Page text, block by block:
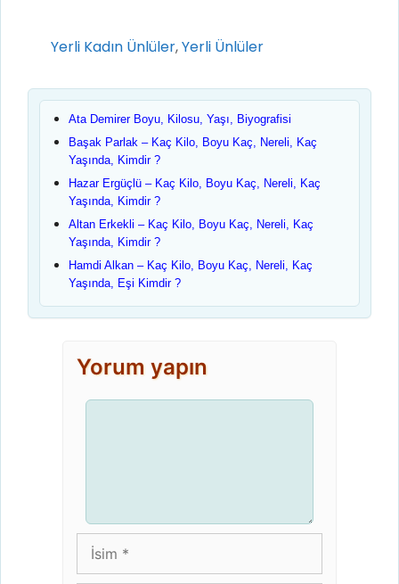
Kategoriler
Yerli Kadın Ünlüler,Yerli Ünlüler
Ata Demirer Boyu, Kilosu, Yaşı, Biyografisi
Başak Parlak – Kaç Kilo, Boyu Kaç, Nereli, Kaç
Yaşında, Kimdir ?
Hazar Ergüçlü – Kaç Kilo, Boyu Kaç, Nereli, Kaç
Yaşında, Kimdir ?
Altan Erkekli – Kaç Kilo, Boyu Kaç, Nereli, Kaç
Yaşında, Kimdir ?
Hamdi Alkan – Kaç Kilo, Boyu Kaç, Nereli, Kaç
Yaşında, Eşi Kimdir ?
Yorum yapın
İsim